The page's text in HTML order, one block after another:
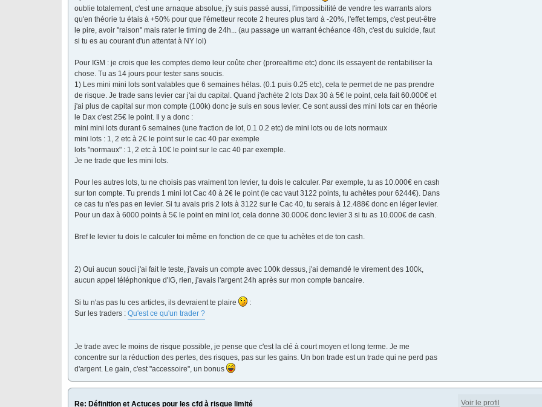
oublie totalement, c'est une arnaque absolue, j'y suis passé aussi, l'impossibilité de vendre tes warrants alors
qu'en théorie tu étais à +50% pour que l'émetteur recote 2 heures plus tard à -20%, l'effet temps, c'est peut-être
le pire, avoir "raison" mais rater le timing de 24h... (au passage un warrant échéance 48h, c'est du suicide, faut
si tu es au courant d'un attentat à NY lol)
Pour IGM : je crois que les comptes demo leur coûte cher (prorealtime etc) donc ils essayent de rentabiliser la
chose. Tu as 14 jours pour tester sans soucis.
1) Les mini mini lots sont valables que 6 semaines hélas. (0.1 puis 0.25 etc), cela te permet de ne pas prendre
de risque. Je trade sans levier car j'ai du capital. Quand j'achète 2 lots Dax 30 à 5€ le point, cela fait 60.000€ et
j'ai plus de capital sur mon compte (100k) donc je suis en sous levier. Ce sont aussi des mini lots car en théorie
le Dax c'est 25€ le point. Il y a donc :
mini mini lots durant 6 semaines (une fraction de lot, 0.1 0.2 etc) de mini lots ou de lots normaux
mini lots : 1, 2 etc à 2€ le point sur le cac 40 par exemple
lots "normaux" : 1, 2 etc à 10€ le point sur le cac 40 par exemple.
Je ne trade que les mini lots.
Pour les autres lots, tu ne choisis pas vraiment ton levier, tu dois le calculer. Par exemple, tu as 10.000€ en cash
sur ton compte. Tu prends 1 mini lot Cac 40 à 2€ le point (le cac vaut 3122 points, tu achètes pour 6244€). Dans
ce cas tu n'es pas en levier. Si tu avais pris 2 lots à 3122 sur le Cac 40, tu serais à 12.488€ donc en léger levier.
Pour un dax à 6000 points à 5€ le point en mini lot, cela donne 30.000€ donc levier 3 si tu as 10.000€ de cash.
Bref le levier tu dois le calculer toi même en fonction de ce que tu achètes et de ton cash.
2) Oui aucun souci j'ai fait le teste, j'avais un compte avec 100k dessus, j'ai demandé le virement des 100k,
aucun appel téléphonique d'IG, rien, j'avais l'argent 24h après sur mon compte bancaire.
Si tu n'as pas lu ces articles, ils devraient te plaire
:
Sur les traders : Qu'est ce qu'un trader ?
Je trade avec le moins de risque possible, je pense que c'est la clé à court moyen et long terme. Je me
concentre sur la réduction des pertes, des risques, pas sur les gains. Un bon trade est un trade qui ne perd pas
d'argent. Le gain, c'est "accessoire", un bonus
Re: Définition et Actuces pour les cfd à risque limité Voir le profil